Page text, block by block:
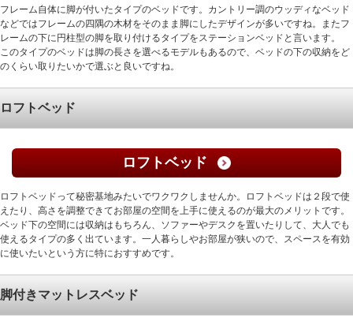
フレーム自体に脚が付いたタイプのベッドです。カントリー調のウッディなベッド
などではフレームの四隅の木材をそのまま脚にしたデザインが多いですね。またフ
レームの下に円柱型の脚を取り付けるタイプをステーションベッドと言います。
このタイプのベッドは脚の長さを選べるモデルもあるので、ベッドの下の収納をど
のくらい取りたいかで選ぶと良いですね。
ロフトベッド
ロフトベッド
ロフトベッドって秘密基地みたいでワクワクしませんか。ロフトベッドは２段で使
えたり、高さを調整できてお部屋の空間を上手に使えるのが最大のメリットです。
ベッド下の空間には収納はもちろん、ソファーやデスクを置いたりして、大人でも
使えるタイプの多く出ています。一人暮らしやお部屋が狭いので、スペースを有効
に使いたいという方に特におすすめです。
脚付きマットレスベッド